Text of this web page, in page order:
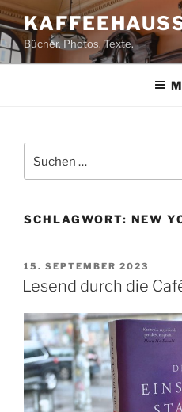
Zum
Inhalt
springenBücher. Photos. Texte.
nach:
SCHLAGWORT: NEW
VERÖFFENTLICHT
AM
15. SEPTEMBER 2023
Lesend durch die